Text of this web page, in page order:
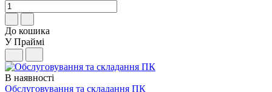
До кошика
У Праймі
В наявності
Обслуговування та складання ПК